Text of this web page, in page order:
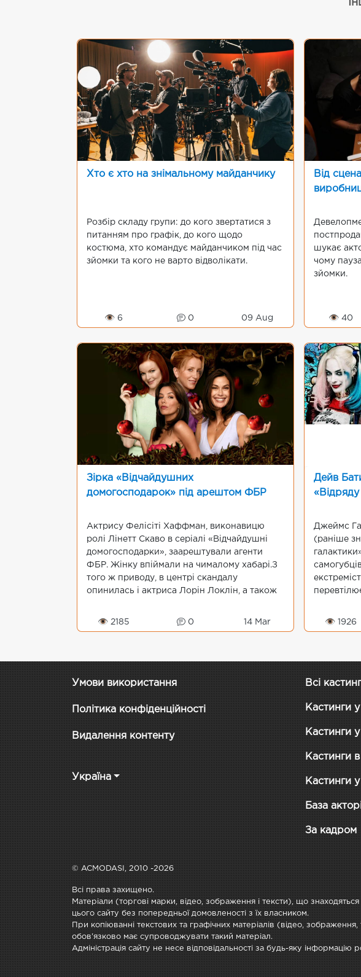
Хто є хто на знімальному майданчику
Розбір складу групи: до кого звертатися з
питанням про графік, до кого щодо
костюма, хто командує майданчиком під час
зйомки та кого не варто відволікати.
👁 6 0 09 Aug
Від
шукає
чому
зйомки.
👁 40
Зірка «Відчайдушних
домогосподарок» під арештом ФБР
Актрису Фелісіті Хаффман, виконавицю
ролі Лінетт Скаво в серіалі «Відчайдушні
домогосподарки», заарештували агенти
ФБР. Жінку впіймали на чималому хабарі.З
того ж приводу, в центрі скандалу
опинилась і актриса Лорін Локлін, а також
зірковим життям.Весь аж...
👁 2185 0 14 Mar
Дейв
«Відряду
Джеймс
(раніше
до
👁 1926
Умови використання
Політика конфіденційності
Видалення контенту
Україна
Всі
Кастинги
Кастинги у
Кастинги
Кастинги
База
За кадром
© ACMODASI, 2010 -2026
Всі права захищено.
Матеріали (торгові марки, відео, зображення і тексти), що
цього сайту без попередньої домовленості з їх власником.
При копіюванні текстових та графічних матеріалів (відео,
обов'язково має супроводжувати такий матеріал.
Адміністрація сайту не несе відповідальності за будь-яку інформацію